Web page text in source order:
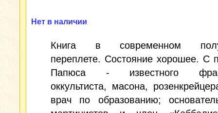
Нет в наличии
Книга в современном
переплете. Состояние хорошее. С
Папюса - известного
оккультиста, масона,
врач по образованию;